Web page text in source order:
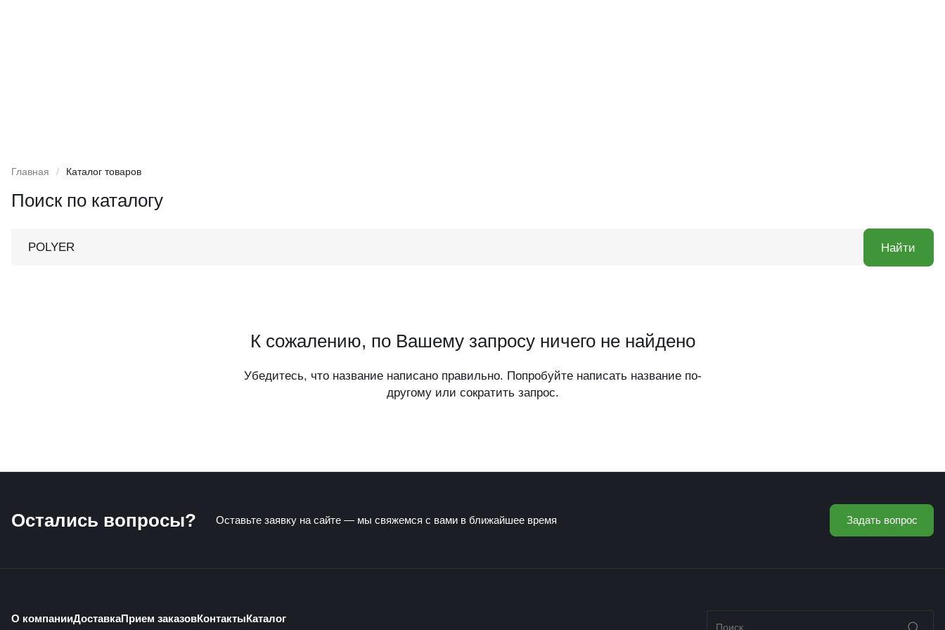
Главная / Каталог товаров
Поиск по каталогу
Найти
К сожалению, по Вашему запросу ничего не найдено
Убедитесь, что название написано правильно. Попробуйте написать название по-
другому или сократить запрос.
Остались вопросы? Оставьте заявку на сайте — мы свяжемся с вами в ближайшее время Задать вопрос
О компанииДоставкаПрием заказовКонтактыКаталог